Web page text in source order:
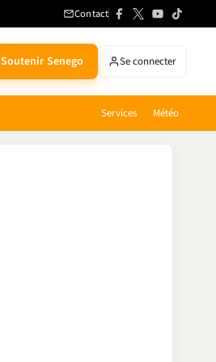
Contact
Soutenir Senego Se connecter
Services Météo